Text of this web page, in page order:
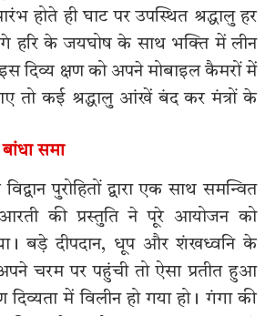
होते ही घाट पर उपस्थित श्रद्धालु हर
हरि के जयघोष के साथ भक्ति में लीन
दिव्य क्षण को अपने मोबाइल कैमरों में
तो कई श्रद्धालु आंखें बंद कर मंत्रों के
समा
पुरोहितों द्वारा एक साथ समन्वित
की प्रस्तुति ने पूरे आयोजन को
बड़े दीपदान, धूप और शंखध्वनि के
चरम पर पहुंची तो ऐसा प्रतीत हुआ
दिव्यता में विलीन हो गया हो। गंगा की